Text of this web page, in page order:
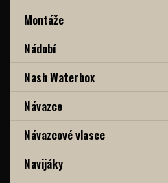
Montáže
Nádobí
Nash Waterbox
Návazce
Návazcové vlasce
Navijáky